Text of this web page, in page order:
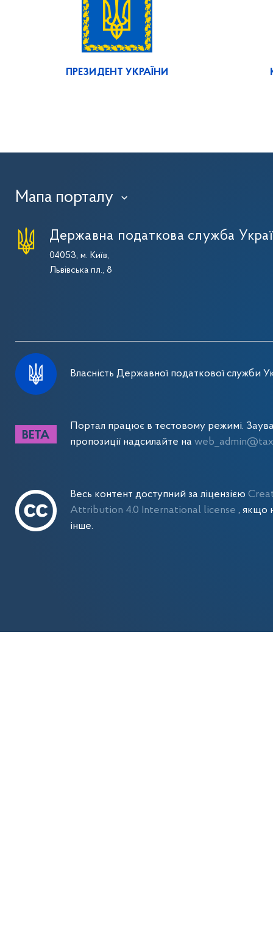
ПРЕЗИДЕНТ УКРАЇНИ
Мапа порталу ›
Державна податкова служба
04053, м. Київ,
Львівська пл., 8
Власність Державної податкової служби
Портал працює в тестовому режимі.
пропозиції надсилайте на
Весь контент доступний за ліцензією
Attribution 4.0 International license , якщо
інше.